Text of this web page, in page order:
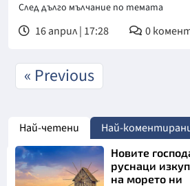
След дълго мълчание по темата
16 април | 17:28 0
« Previous
Най-четени Най-
Новите
руснаци
на морето ни